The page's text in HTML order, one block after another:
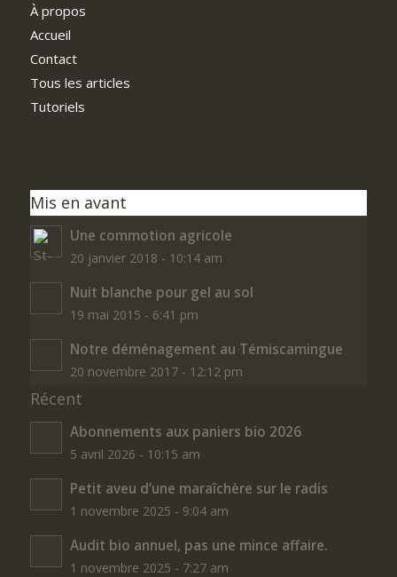
À propos
Accueil
Contact
Tous les articles
Tutoriels
Mis en avant
Une commotion agricole
20 janvier 2018 - 10:14 am
Nuit blanche pour gel au sol
19 mai 2015 - 6:41 pm
Notre déménagement au Témiscamingue
20 novembre 2017 - 12:12 pm
Récent
Abonnements aux paniers bio 2026
5 avril 2026 - 10:15 am
Petit aveu d’une maraîchère sur le radis
1 novembre 2025 - 9:04 am
Audit bio annuel, pas une mince affaire.
1 novembre 2025 - 7:27 am